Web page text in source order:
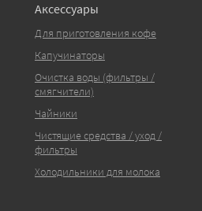
Аксессуары
Для приготовления кофе
Капучинаторы
Очистка воды (фильтры /
смягчители)
Чайники
Чистящие средства / уход /
фильтры
Холодильники для молока